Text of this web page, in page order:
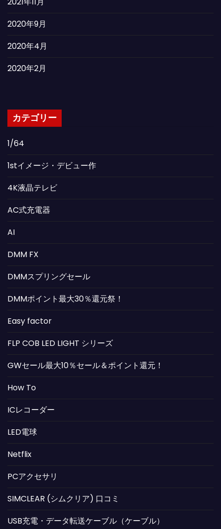
2020年9月
2020年4月
2020年2月
カテゴリー
1/64
1stイメージ・デビュー作
4K液晶テレビ
AC式充電器
AI
DMM FX
DMMスプリングセール
DMMポイント最大30％還元祭！
Easy factor
FLP COB LED LIGHT シリーズ
GWセール最大10％セール＆ポイント還元！
How To
ICレコーダー
LED電球
Netflix
PCアクセサリ
SIMCLEAR (シムクリア) 口コミ
USB充電・データ転送ケーブル（ケーブル）